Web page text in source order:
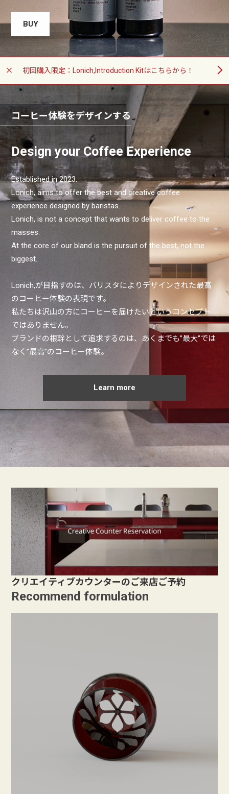
BUY
初回購入限定：Lonich,Introduction Kitはこちらから！
Design your Coffee Experience
Established in 2023.
Lonich, aims to offer the best and creative coffee
experience designed by baristas.
Lonich, is not a concept that wants to deliver coffee to the
masses.
At the core of our bland is the pursuit of the best, not the
biggest.
Lonich,が目指すのは、バリスタによりデザインされた最高
のコーヒー体験の表現です。
私たちは沢山の方にコーヒーを届けたいというコンセプト
ではありません。
ブランドの根幹として追求するのは、あくまでも”最大”では
なく”最高”のコーヒー体験。
Learn more
クリエイティブカウンターのご来店ご予約
Recommend formulation